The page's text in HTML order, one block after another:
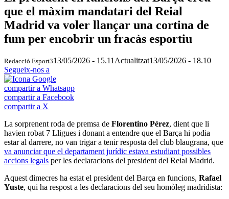
que el màxim mandatari del Reial
Madrid va voler llançar una cortina de
fum per encobrir un fracàs esportiu
Redacció Esport313/05/2026 - 15.11 Actualitzat13/05/2026 - 18.10
Segueix-nos a
compartir a Whatsapp
compartir a Facebook
compartir a X
La sorprenent roda de premsa de Florentino Pérez, dient que li
havien robat 7 Lligues i donant a entendre que el Barça hi podia
estar al darrere, no van trigar a tenir resposta del club blaugrana, que
va anunciar que el departament jurídic estava estudiant possibles
accions legals per les declaracions del president del Reial Madrid.
Aquest dimecres ha estat el president del Barça en funcions, Rafael
Yuste, qui ha respost a les declaracions del seu homòleg madridista: